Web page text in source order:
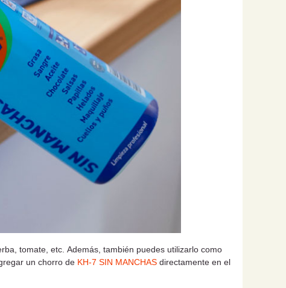
tomate, etc. Además, también puedes utilizarlo como
un chorro de KH-7 SIN MANCHAS directamente en el